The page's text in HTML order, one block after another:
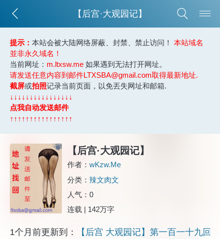
【后宫·大观园记】
提示：本站会被大陆网络屏蔽、封禁、禁止访问！本站域名
並非永久域名！
当前网址： m.ltxsw.me 如果遇到无法打开网址。
请发送任意内容到邮件LTXSBA@gmail.com取得最新地址.
截屏或拍照记录当前页面，以免丟失网址和邮箱.
↓↓↓↓↓↓↓↓↓↓↓↓↓↓↓↓
点我自动发送邮件
↑↑↑↑↑↑↑↑↑↑↑↑↑↑↑↑
【后宫·大观园记】
作者： wKzw.Me
分类： 辣文肉文
人气：0
连载 | 142万字
1个月前更新到： 【后宫 大观园记】第一百一十九回